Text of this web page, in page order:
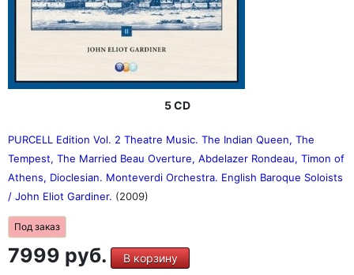
5 CD
PURCELL Edition Vol. 2 Theatre Music. The Indian Queen, The
Tempest, The Married Beau Overture, Abdelazer Rondeau, Timon of
Athens, Dioclesian. Monteverdi Orchestra. English Baroque Soloists
/ John Eliot Gardiner. (2009)
Под заказ
7999 руб. В корзину